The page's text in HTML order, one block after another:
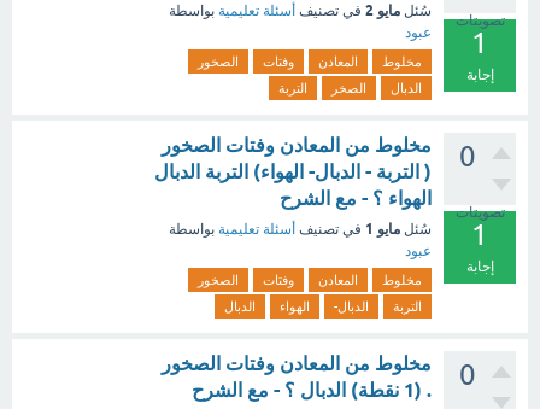
تصويتات
1
إجابة
سُئل مايو 2 في تصنيف أسئلة تعليمية بواسطة
عبود
مخلوط المعادن وفتات
الصخور
الدبال
الصخر التربة
0
تصويتات
1
إجابة
مخلوط من المعادن وفتات الصخور
( التربة - الدبال- الهواء) التربة الدبال
الهواء ؟ - مع الشرح
سُئل مايو 1 في تصنيف أسئلة تعليمية بواسطة
عبود
مخلوط المعادن وفتات
الصخور
التربة
الدبال- الهواء الدبال
0
مخلوط من المعادن وفتات الصخور
. (1 نقطة) الدبال ؟ - مع الشرح